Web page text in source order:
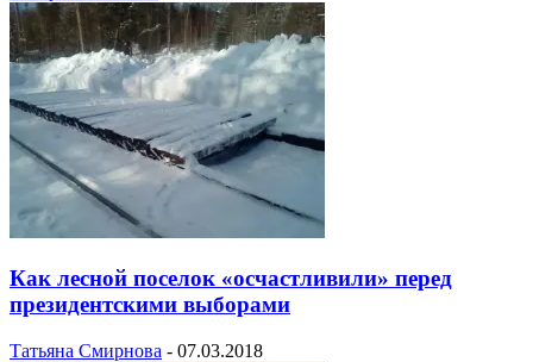
Как лесной поселок «осчастливили» перед
президентскими выборами
Татьяна Смирнова - 07.03.2018